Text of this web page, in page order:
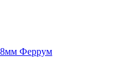
Феррум